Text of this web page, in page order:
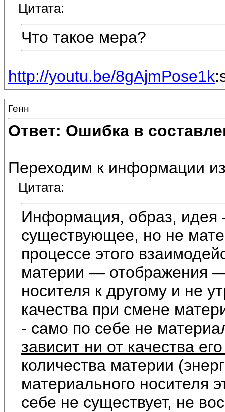
Цитата:
Что такое мера?
http://youtu.be/8gAjmPose1k
Генн
Ответ: Ошибка в
Переходим к информации
Цитата:
Информация, образ, идея
существующее, но не
процессе этого
материи — отображения
носителя к другому и не
качества при смене
- само по себе не
зависит ни от качества
количества материи
материального носителя
себе не существует, не